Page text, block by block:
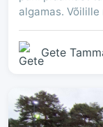
algamas. Võilille
Gete